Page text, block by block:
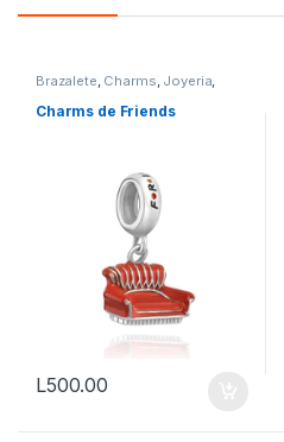
Brazalete, Charms, Joyeria,
Charms de Friends
L500.00